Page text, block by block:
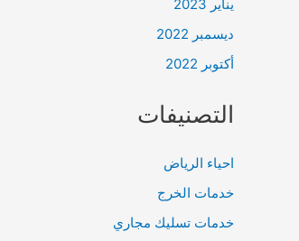
يناير 2023
ديسمبر 2022
أكتوبر 2022
التصنيفات
احياء الرياض
خدمات الخرج
خدمات تسليك مجاري